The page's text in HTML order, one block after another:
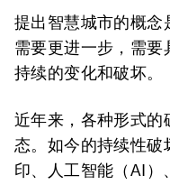
提出智慧城市的概念
需要更进一步，需
持续的变化和破坏。
近年来，各种形式的
态。如今的持续性
印、人工智能（AI）